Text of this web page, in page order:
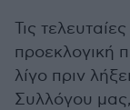
Τις
προεκλογική
λίγο πριν
Συλλόγου